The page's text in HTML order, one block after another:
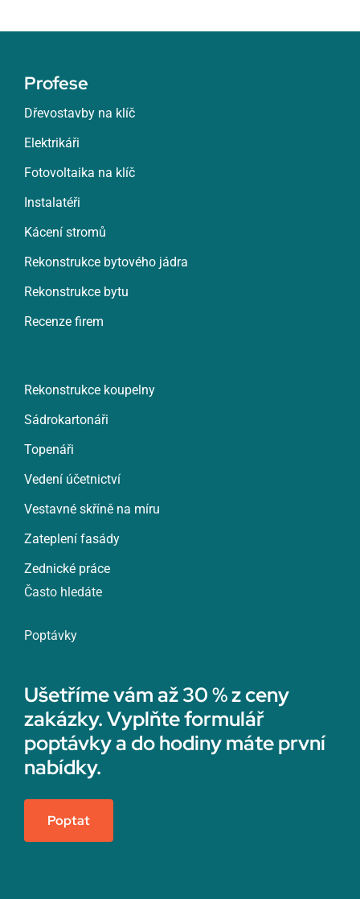
Profese
Dřevostavby na klíč
Elektrikáři
Fotovoltaika na klíč
Instalatéři
Kácení stromů
Rekonstrukce bytového jádra
Rekonstrukce bytu
Recenze firem
Rekonstrukce koupelny
Sádrokartonáři
Topenáři
Vedení účetnictví
Vestavné skříně na míru
Zateplení fasády
Zednické práce
Často hledáte
Poptávky
Ušetříme vám až 30 % z ceny
zakázky. Vyplňte formulář
poptávky a do hodiny máte první
nabídky.
Poptat